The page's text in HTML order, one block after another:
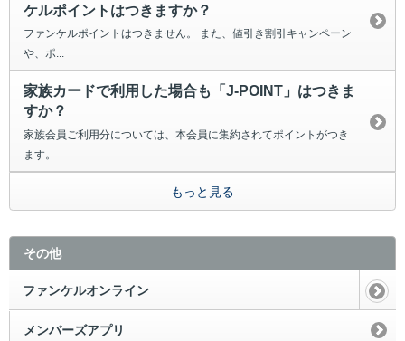
ケルポイントはつきますか？
ファンケルポイントはつきません。 また、値引き割引キャンペーン
や、ポ...
家族カードで利用した場合も「J-POINT」はつきま
すか？
家族会員ご利用分については、本会員に集約されてポイントがつき
ます。
もっと見る
その他
ファンケルオンライン
メンバーズアプリ